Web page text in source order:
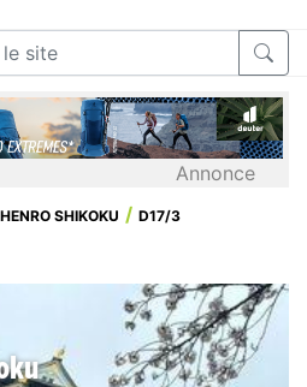
Annonce
HENRO SHIKOKU D17/3